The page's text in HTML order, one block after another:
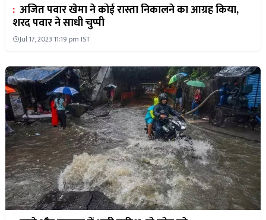
:
शरद पवार ने साधी चुप्पी
Jul 17, 2023 11:19 pm IST